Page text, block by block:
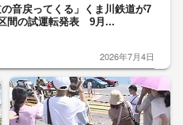
の音戻ってくる」くま川鉄道が7
間の試運転発表 9月...
2026年7月4日